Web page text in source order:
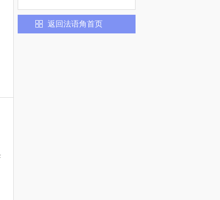
返回法语角首页